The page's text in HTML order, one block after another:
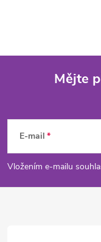
p
s
u
p
a
Mějte
E-mail
Vložením e-mailu